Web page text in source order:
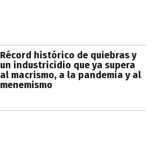
Récord histórico de quiebras y
un industricidio que ya supera
al macrismo, a la pandemia y al
menemismo